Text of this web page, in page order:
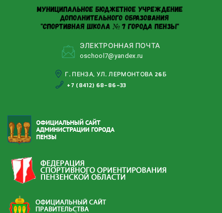
ЭЛЕКТРОННАЯ ПОЧТА
oschool7@yandeх.ru
Г. ПЕНЗА, УЛ. ЛЕРМОНТОВА 26Б
+7 (8412) 68-86-33